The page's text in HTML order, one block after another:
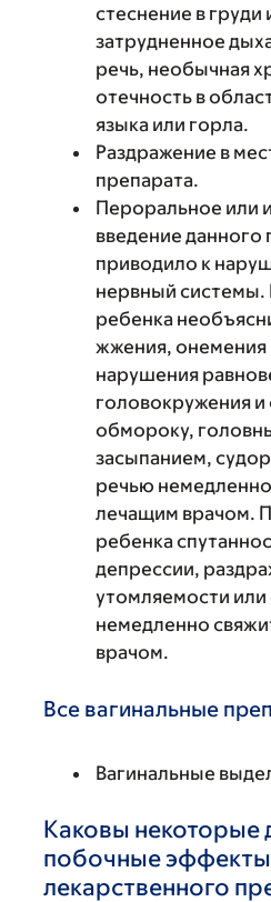
стеснение в груди
затрудненное
речь, необычная
отечность в
языка или горла.
Раздражение в
препарата.
Пероральное или
введение данного
приводило к
нервный системы.
ребенка
жжения, онемения
нарушения
головокружения и
обмороку,
засыпанием,
речью немедленно
лечащим врачом.
ребенка
депрессии,
утомляемости или
немедленно
врачом.
Все вагинальные
Вагинальные
Каковы некоторые
побочные эффекты
лекарственного